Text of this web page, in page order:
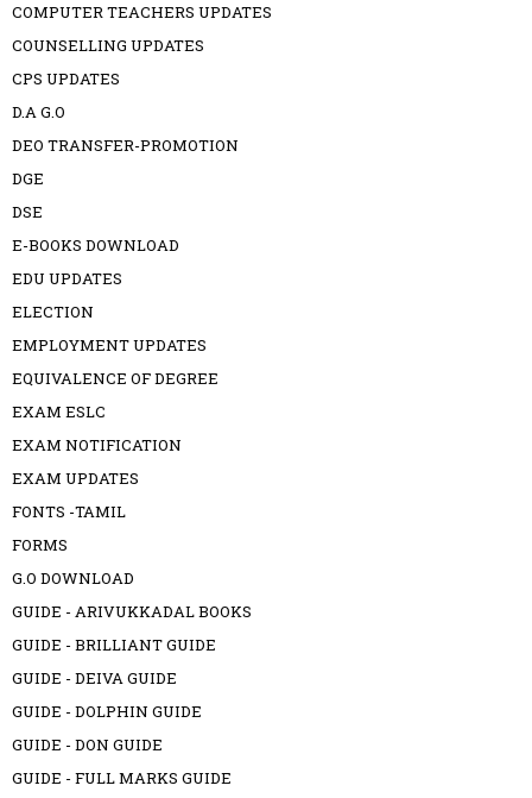
COMPUTER TEACHERS UPDATES
COUNSELLING UPDATES
CPS UPDATES
D.A G.O
DEO TRANSFER-PROMOTION
DGE
DSE
E-BOOKS DOWNLOAD
EDU UPDATES
ELECTION
EMPLOYMENT UPDATES
EQUIVALENCE OF DEGREE
EXAM ESLC
EXAM NOTIFICATION
EXAM UPDATES
FONTS -TAMIL
FORMS
G.O DOWNLOAD
GUIDE - ARIVUKKADAL BOOKS
GUIDE - BRILLIANT GUIDE
GUIDE - DEIVA GUIDE
GUIDE - DOLPHIN GUIDE
GUIDE - DON GUIDE
GUIDE - FULL MARKS GUIDE